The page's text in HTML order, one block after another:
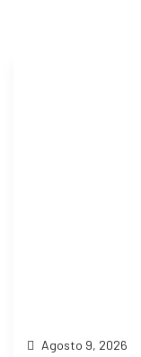
Agosto 9, 2026